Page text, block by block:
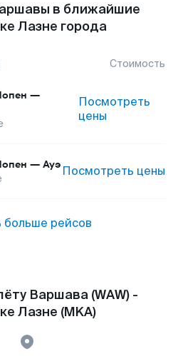
в ближайшие
Лазне города
Стоимость
—
Посмотреть
цены
— Ауэ Посмотреть цены
больше рейсов
Варшава (WAW) -
Лазне (MKA)